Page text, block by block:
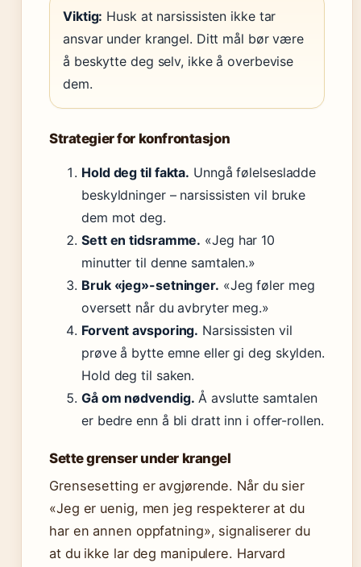
Viktig: Husk at narsissisten ikke tar
ansvar under krangel. Ditt mål bør være
å beskytte deg selv, ikke å overbevise
dem.
Strategier for konfrontasjon
Hold deg til fakta. Unngå følelsesladde
beskyldninger – narsissisten vil bruke
dem mot deg.
Sett en tidsramme. «Jeg har 10
minutter til denne samtalen.»
Bruk «jeg»-setninger. «Jeg føler meg
oversett når du avbryter meg.»
Forvent avsporing. Narsissisten vil
prøve å bytte emne eller gi deg skylden.
Hold deg til saken.
Gå om nødvendig. Å avslutte samtalen
er bedre enn å bli dratt inn i offer-rollen.
Sette grenser under krangel
Grensesetting er avgjørende. Når du sier
«Jeg er uenig, men jeg respekterer at du
har en annen oppfatning», signaliserer du
at du ikke lar deg manipulere. Harvard